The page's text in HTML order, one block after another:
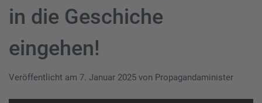
in die Geschiche
eingehen!
Veröffentlicht am 7. Januar 2025 von Propagandaminister